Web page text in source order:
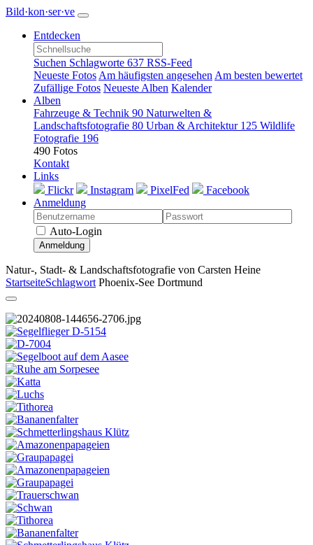
Bild·kon·ser·ve
Entdecken
Suchen Schlagworte 637 RSS-Feed
Neueste Fotos Am häufigsten angesehen Am besten bewertet
Zufällige Fotos Neueste Alben Kalender
Alben
Fahrzeuge & Technik 90 Naturwelten &
Landschaftsfotografie 80 Urban & Architektur 125 Wildlife
Fotografie 196
490 Fotos
Kontakt
Links
Flickr
Instagram PixelFed
Facebook
Anmeldung
Auto-Login
Anmeldung
Natur-, Stadt- & Landschaftsfotografie von Carsten Heine
StartseiteSchlagwort Phoenix-See Dortmund